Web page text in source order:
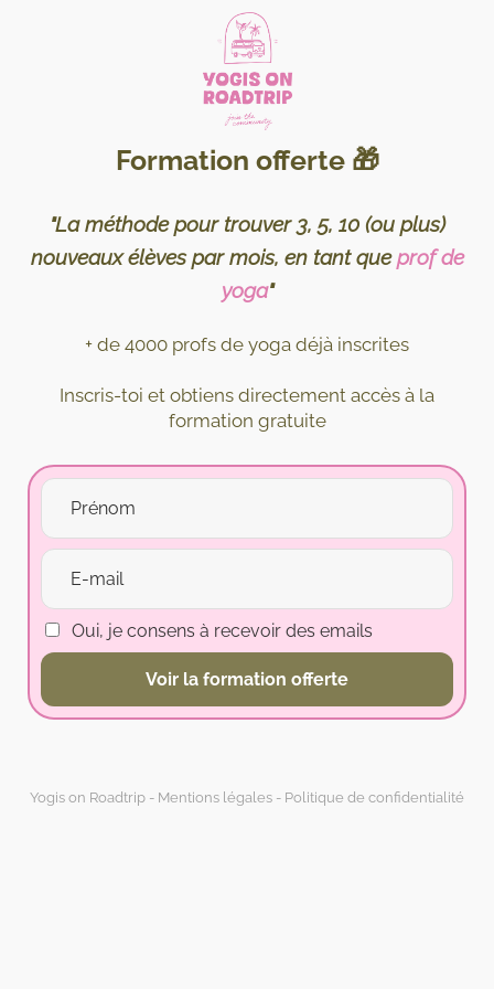
Formation offerte 🎁
"La méthode pour trouver 3, 5, 10 (ou plus)
nouveaux élèves par mois, en tant queprof de
yoga"
+ de 4000 profs de yoga déjà inscrites
Inscris-toi et obtiens directement accès à la
formation gratuite
Oui, je consens à recevoir des emails
Voir la formation offerte
Yogis on Roadtrip - Mentions légales - Politique de confidentialité